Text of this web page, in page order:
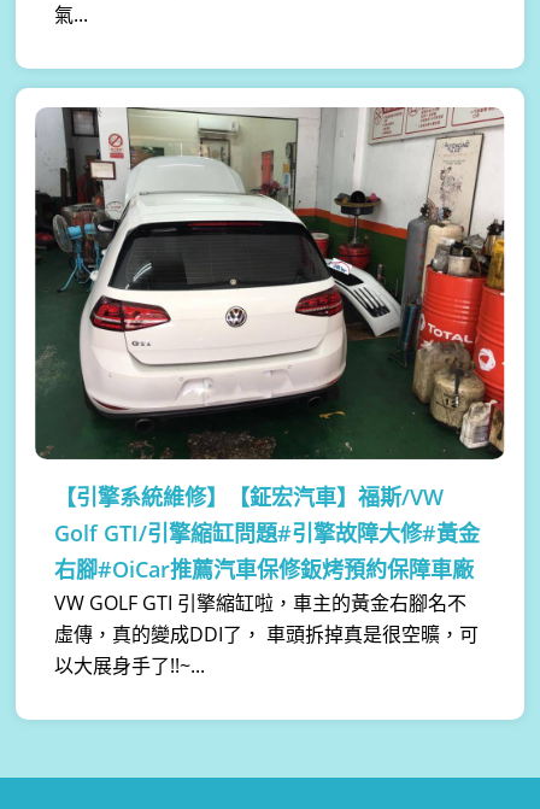
氣...
【引擎系統維修】
【鉦宏汽車】福斯/VW
Golf GTI/引擎縮缸問題#引擎故障大修#黃金
右腳#OiCar推薦汽車保修鈑烤預約保障車廠
VW GOLF GTI 引擎縮缸啦，車主的黃金右腳名不
虛傳，真的變成DDI了， 車頭拆掉真是很空曠，可
以大展身手了!!~...